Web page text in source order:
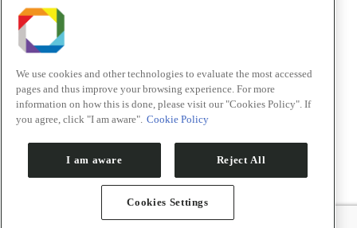
Instagram
X
Facebook
YouTube
LinkedIn
We use cookies and other technologies to evaluate the most accessed
pages and thus improve your browsing experience. For more
information on how this is done, please visit our "Cookies Policy". If
you agree, click "I am aware". Cookie Policy
I am aware Reject All
Cookies Settings